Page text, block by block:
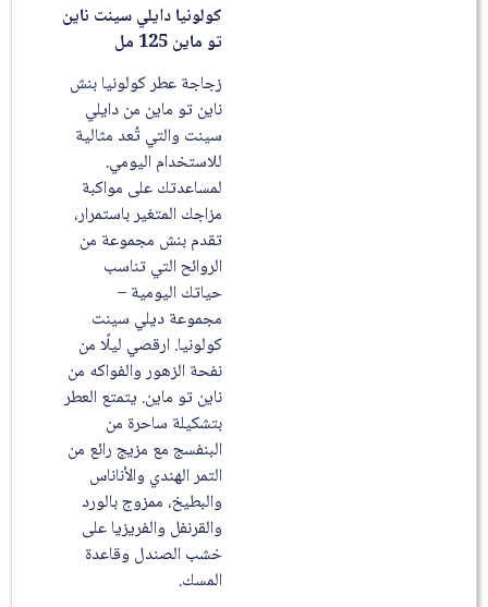
كولونيا دايلي سينت ناين
تو ماين 125 مل
زجاجة عطر كولونيا بنش
ناين تو ماين من دايلي
سينت والتي تُعد مثالية
للاستخدام اليومي.
لمساعدتك على مواكبة
مزاجك المتغير باستمرار،
تقدم بنش مجموعة من
الروائح التي تناسب
حياتك اليومية –
مجموعة ديلي سينت
كولونيا. ارقصي ليلًا من
نفحة الزهور والفواكه من
ناين تو ماين. يتمتع العطر
بتشكيلة ساحرة من
البنفسج مع مزيج رائع من
التمر الهندي والأناناس
والبطيخ، ممزوج بالورد
والقرنفل والفريزيا على
خشب الصندل وقاعدة
المسك.